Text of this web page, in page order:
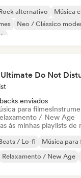
alternativo
Música
Neo / Clássico
enviados
para filmes
/ New Age
às minhas playlists de
/ Lo-fi
Música para
Relaxamento / New Age